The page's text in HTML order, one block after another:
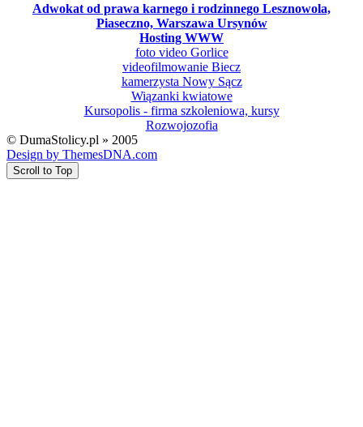
Adwokat od prawa karnego i rodzinnego Lesznowola,
Piaseczno, Warszawa Ursynów
Hosting WWW
foto video Gorlice
videofilmowanie Biecz
kamerzysta Nowy Sącz
Wiązanki kwiatowe
Kursopolis - firma szkoleniowa, kursy
Rozwojozofia
© DumaStolicy.pl » 2005
Design by ThemesDNA.com
Scroll to Top